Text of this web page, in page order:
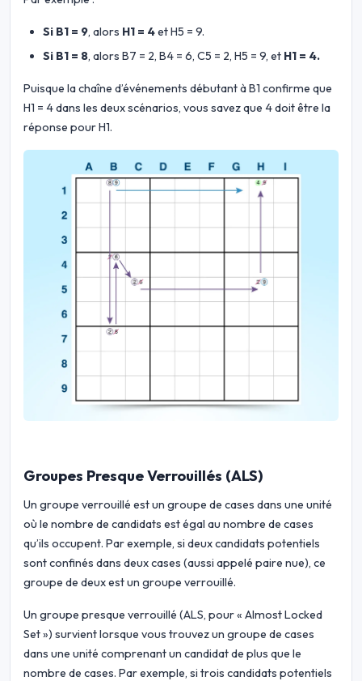
Si B1 = 9, alors H1 = 4et H5 = 9.
Si B1 = 8, alors B7 = 2, B4 = 6, C5 = 2, H5 = 9, et H1 = 4.
Puisque la chaîne d’événements débutant à B1 confirme que
H1 = 4 dans les deux scénarios, vous savez que 4 doit être la
réponse pour H1.
Groupes Presque Verrouillés (ALS)
Un groupe verrouillé est un groupe de cases dans une unité
où le nombre de candidats est égal au nombre de cases
qu’ils occupent. Par exemple, si deux candidats potentiels
sont confinés dans deux cases (aussi appelé paire nue), ce
groupe de deux est un groupe verrouillé.
Un groupe presque verrouillé (ALS, pour « Almost Locked
Set ») survient lorsque vous trouvez un groupe de cases
dans une unité comprenant un candidat de plus que le
nombre de cases. Par exemple, si trois candidats potentiels